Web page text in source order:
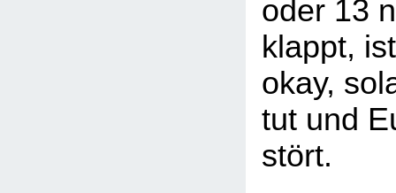
oder 13
klappt,
okay,
tut und
stört.